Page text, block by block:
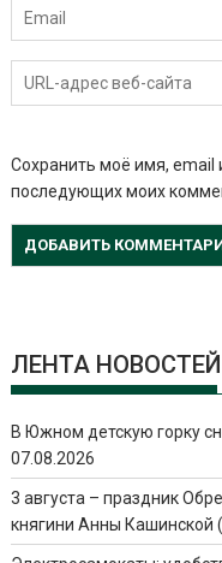
Сохранить моё имя, email
последующих моих
ЛЕНТА НОВОСТЕЙ
В Южном детскую горку
07.08.2026
3 августа – праздник
княгини Анны Кашинской